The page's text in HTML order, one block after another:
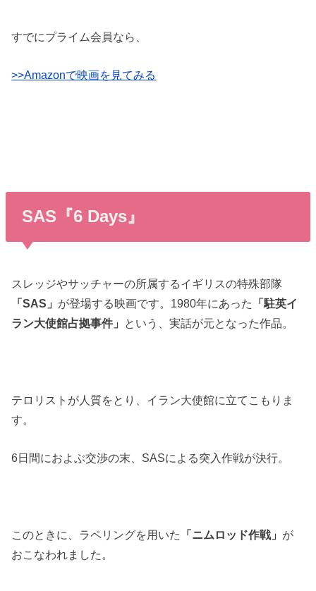
すでにプライム会員なら、
>>Amazonで映画を見てみる
SAS『6 Days』
スレッジやサッチャーの所属するイギリスの特殊部隊
「SAS」 が登場する映画です。1980年にあった
「駐英イ
ラン大使館占拠事件」 という、実話が元となった作品。
テロリストが人質をとり、イラン大使館に立てこもりま
す。
6日間におよぶ交渉の末、SASによる突入作戦が決行。
このときに、ラペリングを用いた 「ニムロッド作戦」 が
おこなわれました。